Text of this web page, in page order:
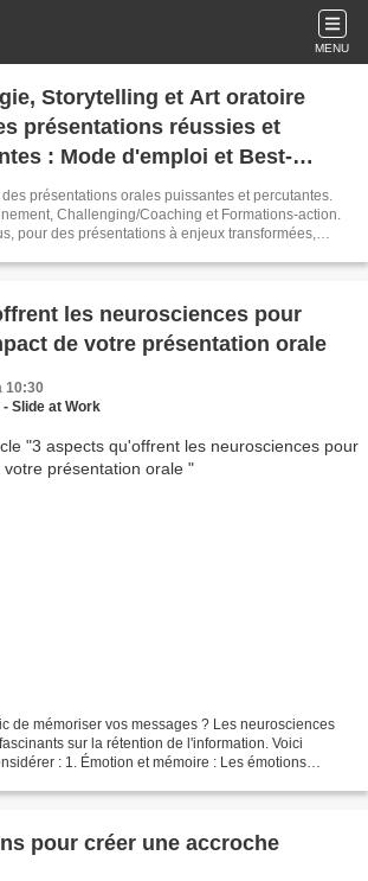
MENU
Storytelling et Art oratoire
présentations réussies et
: Mode d'emploi et Best-
présentations orales puissantes et percutantes.
Challenging/Coaching et Formations-action.
pour des présentations à enjeux transformées,
de formation certifié
les neurosciences pour
de votre présentation orale
10:30
- Slide at Work
de mémoriser vos messages ? Les neurosciences
sur la rétention de l'information. Voici
: 1. Émotion et mémoire : Les émotions
pour créer une accroche